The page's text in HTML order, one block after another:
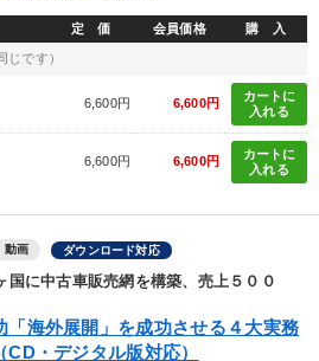
定 価 会員価格 購 入
じです）
6,600円 6,600円
カートに
入れる
6,600円 6,600円
カートに
入れる
動画 ダウンロード対応
国に中古車販売網を構築、売上５００
「海外展開」を成功させる４大実務
CD・デジタル版対応）